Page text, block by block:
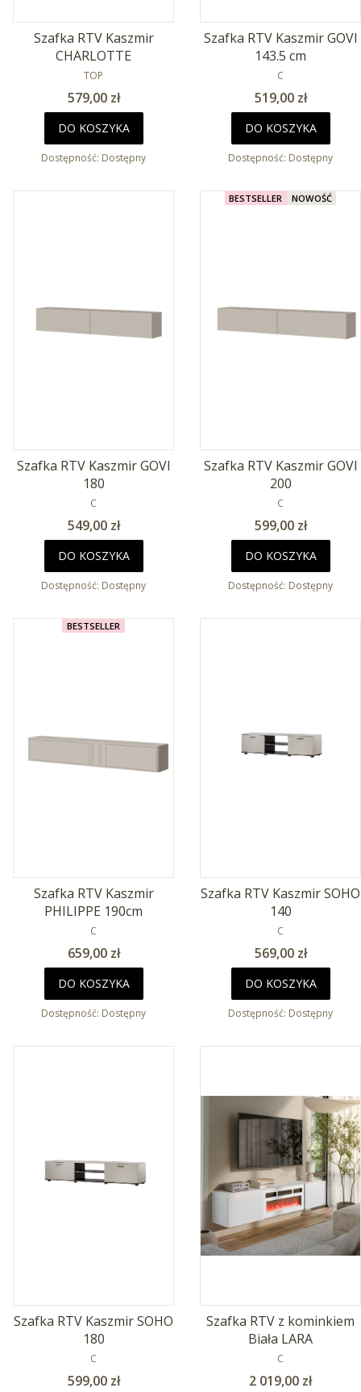
Szafka RTV Kaszmir
CHARLOTTE
PRODUCENT
TOP
Cena
579,00 zł
DO KOSZYKA
Dostępność: Dostępny
Szafka RTV Kaszmir GOVI
143.5 cm
PRODUCENT
C
Cena
519,00 zł
DO KOSZYKA
Dostępność: Dostępny
Szafka RTV Kaszmir GOVI
180
PRODUCENT
C
Cena
549,00 zł
DO KOSZYKA
Dostępność: Dostępny
BESTSELLER NOWOŚĆ
Szafka RTV Kaszmir GOVI
200
PRODUCENT
C
Cena
599,00 zł
DO KOSZYKA
Dostępność: Dostępny
BESTSELLER
Szafka RTV Kaszmir
PHILIPPE 190cm
PRODUCENT
C
Cena
659,00 zł
DO KOSZYKA
Dostępność: Dostępny
Szafka RTV Kaszmir SOHO
140
PRODUCENT
C
Cena
569,00 zł
DO KOSZYKA
Dostępność: Dostępny
Szafka RTV Kaszmir SOHO
180
PRODUCENT
C
Cena
599,00 zł
Szafka RTV z kominkiem
Biała LARA
PRODUCENT
C
Cena
2 019,00 zł